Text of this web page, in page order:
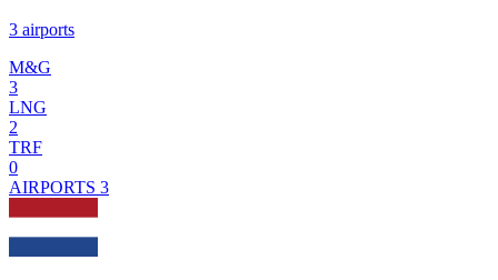
3 airports
M&G
3
LNG
2
TRF
0
AIRPORTS 3